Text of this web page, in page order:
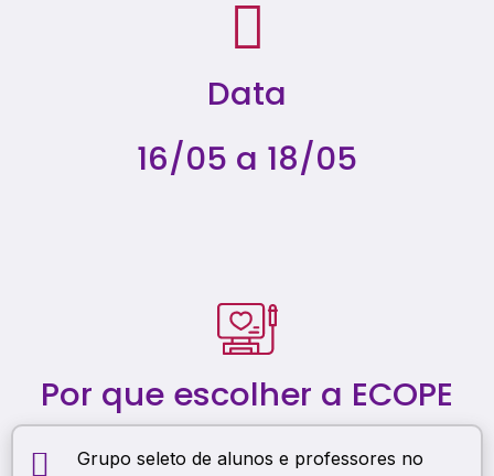
Data
16/05 a 18/05
Por que escolher a ECOPE
Grupo seleto de alunos e professores no